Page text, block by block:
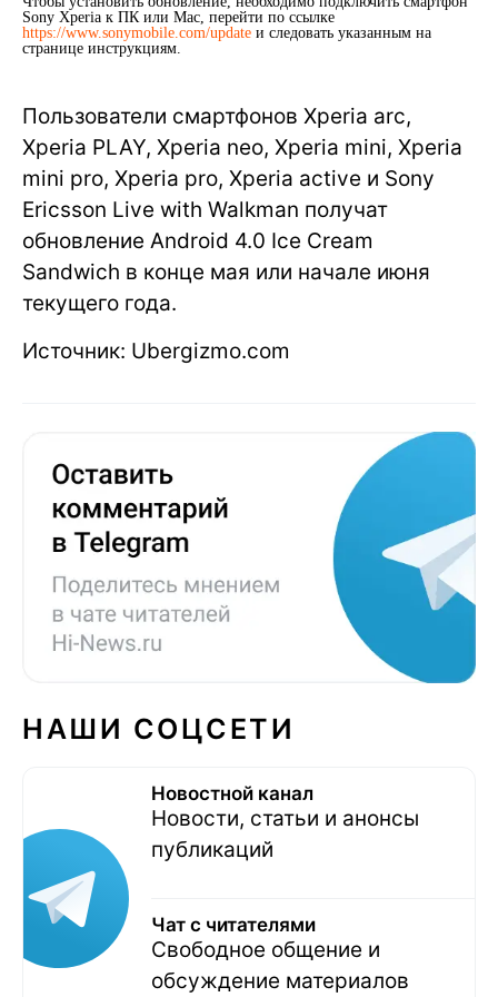
Sony Xperia к ПК или Mac, перейти по ссылке
https://www.sonymobile.com/update и следовать указанным на
странице инструкциям.
Пользователи смартфонов Xperia arc,
Xperia PLAY, Xperia neo, Xperia mini, Xperia
mini pro, Xperia pro, Xperia active и Sony
Ericsson Live with Walkman получат
обновление Android 4.0 Ice Cream
Sandwich в конце мая или начале июня
текущего года.
Источник: Ubergizmo.com
НАШИ СОЦСЕТИ
Новостной канал
Новости, статьи и анонсы
публикаций
Чат с читателями
Свободное общение и
обсуждение материалов